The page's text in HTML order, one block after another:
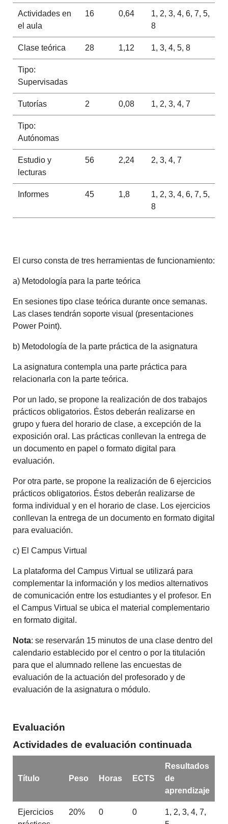
Actividades en
el aula
16 0,64
1, 2, 3, 4, 6, 7, 5,
8
Clase teórica 28 1,12 1, 3, 4, 5, 8
Tipo:
Supervisadas
Tutorías 2 0,08 1, 2, 3, 4, 7
Tipo:
Autónomas
Estudio y
lecturas
56 2,24 2, 3, 4, 7
Informes 45 1,8
1, 2, 3, 4, 6, 7, 5,
8
El curso consta de tres herramientas de funcionamiento:
a) Metodología para la parte teórica
En sesiones tipo clase teórica durante once semanas.
Las clases tendrán soporte visual (presentaciones
Power Point).
b) Metodología de la parte práctica de la asignatura
La asignatura contempla una parte práctica para
relacionarla con la parte teórica.
Por un lado, se propone la realización de dos trabajos
prácticos obligatorios. Éstos deberán realizarse en
grupo y fuera del horario de clase, a excepción de la
exposición oral. Las prácticas conllevan la entrega de
un documento en papel o formato digital para
evaluación.
Por otra parte, se propone la realización de 6 ejercicios
prácticos obligatorios. Éstos deberán realizarse de
forma individual y en el horario de clase. Los ejercicios
conllevan la entrega de un documento en formato digital
para evaluación.
c) El Campus Virtual
La plataforma del Campus Virtual se utilizará para
complementar la información y los medios alternativos
de comunicación entre los estudiantes y el profesor. En
el Campus Virtual se ubica el material complementario
en formato digital.
Nota: se reservarán 15 minutos de una clase dentro del
calendario establecido por el centro o por la titulación
para que el alumnado rellene las encuestas de
evaluación de la actuación del profesorado y de
evaluación de la asignatura o módulo.
Evaluación
Actividades de evaluación continuada
Título Peso Horas ECTS
Resultados
de
aprendizaje
Ejercicios
20% 0 0
1, 2, 3, 4, 7,